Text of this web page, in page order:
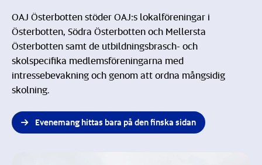
OAJ Österbotten stöder OAJ:s lokalföreningar i
Österbotten, Södra Österbotten och Mellersta
Österbotten samt de utbildningsbrasch- och
skolspecifika medlemsföreningarna med
intressebevakning och genom att ordna mångsidig
skolning.
Evenemang hittas bara på den finska sidan